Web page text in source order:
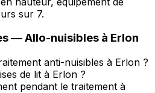
sur 7.
—Allo-nuisibles à Erlon
anti-nuisibles à Erlon ?
de lit à Erlon ?
pendant le traitement à